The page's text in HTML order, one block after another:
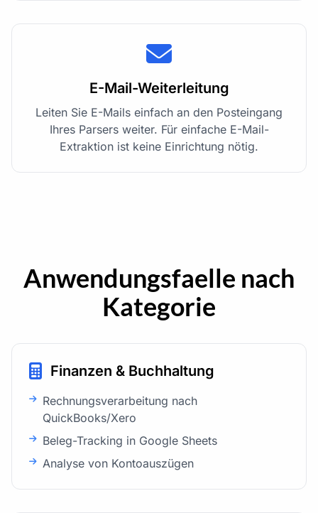
E-Mail-Weiterleitung
Leiten Sie E-Mails einfach an den Posteingang
Ihres Parsers weiter. Für einfache E-Mail-
Extraktion ist keine Einrichtung nötig.
Anwendungsfaelle nach
Kategorie
Finanzen & Buchhaltung
Rechnungsverarbeitung nach
QuickBooks/Xero
Beleg-Tracking in Google Sheets
Analyse von Kontoauszügen